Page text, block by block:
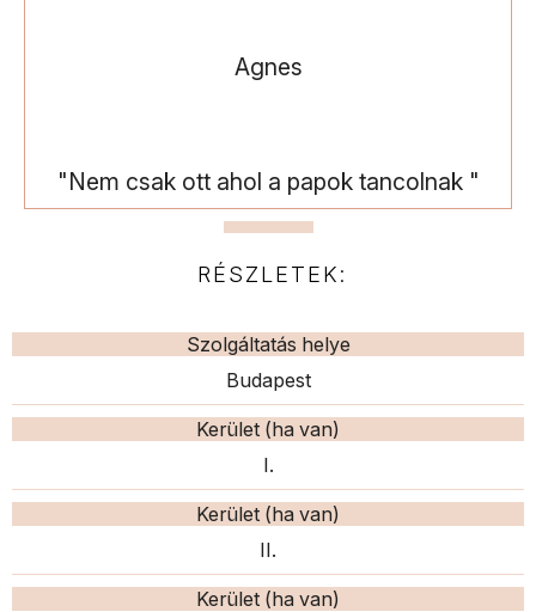
Agnes
"Nem csak ott ahol a papok tancolnak "
RÉSZLETEK:
Szolgáltatás helye
Budapest
Kerület (ha van)
I.
Kerület (ha van)
II.
Kerület (ha van)